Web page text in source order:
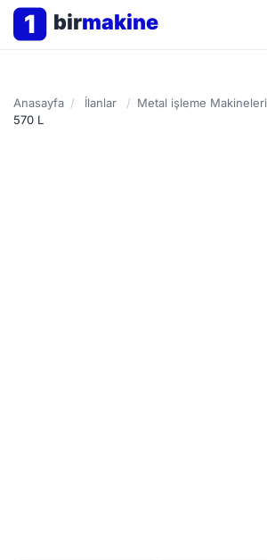
1 birmakine
Anasayfa / İlanlar / Metal işleme Makineleri
570 L